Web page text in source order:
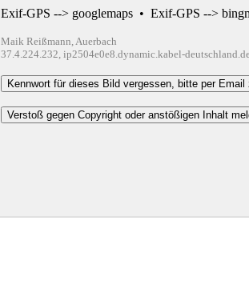
Exif-GPS --> googlemaps • Exif-GPS -->
Maik Reißmann, Auerbach
37.4.224.232, ip2504e0e8.dynamic.kabel-